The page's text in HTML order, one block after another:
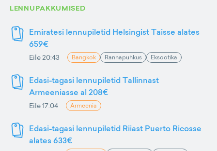
LENNUPAKKUMISED
Emiratesi lennupiletid Helsingist Taisse alates
659€
Eile 20:43 Bangkok Rannapuhkus Eksootika
Edasi-tagasi lennupiletid Tallinnast
Armeeniasse al 208€
Eile 17:04 Armeenia
Edasi-tagasi lennupiletid Riiast Puerto Ricosse
alates 633€